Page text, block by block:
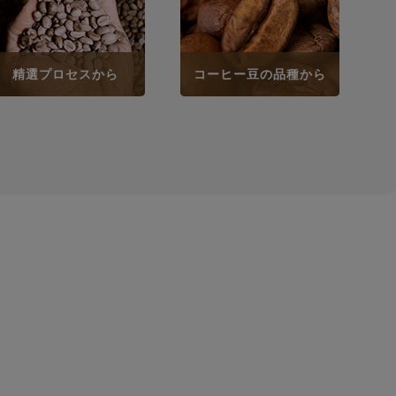
精選プロセスから コーヒー豆の品種から